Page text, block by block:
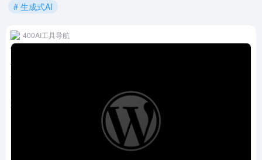
# 生成式AI
400AI工具导航